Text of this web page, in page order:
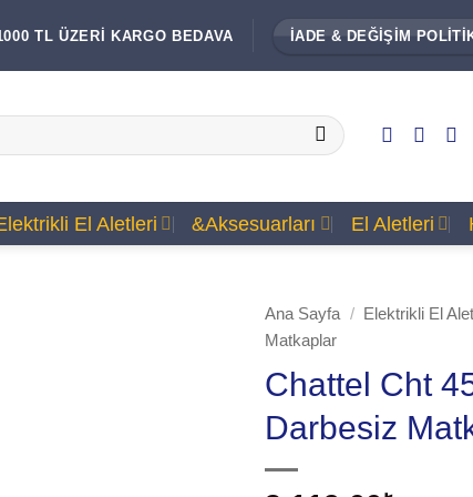
TL ÜZERİ KARGO BEDAVA İADE & DEĞİŞİM
El Aletleri &Aksesuarları El Aletleri
Ana Sayfa / Elektrikli El
Matkaplar
Chattel Cht
Darbesiz